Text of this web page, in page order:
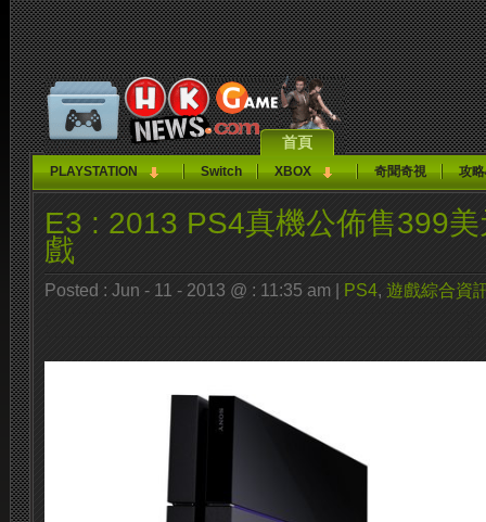
首頁
PLAYSTATION Switch XBOX 奇聞奇視 攻
E3 : 2013 PS4真機公佈售399
戲
Posted : Jun - 11 - 2013 @ : 11:35 am | PS4, 遊戲綜合資